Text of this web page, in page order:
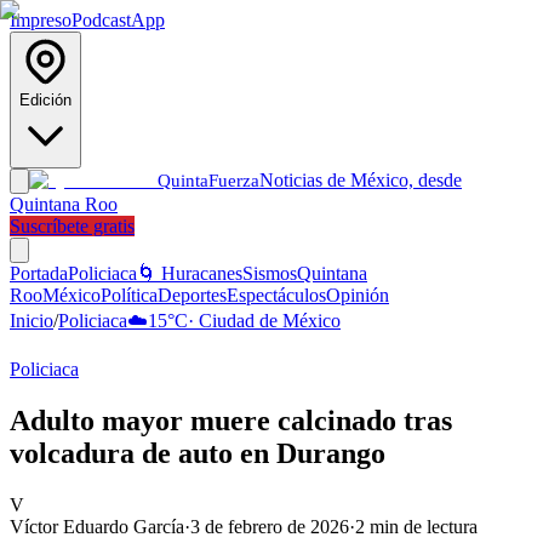
ImpresoPodcastApp
Edición
QuintaFuerzaNoticias de México, desde
Quintana Roo
Suscríbete gratis
PortadaPoliciaca 🌀 HuracanesSismosQuintana
RooMéxicoPolíticaDeportesEspectáculosOpinión
Inicio/Policiaca☁️15°C· Ciudad de México
Policiaca
Adulto mayor muere calcinado tras
volcadura de auto en Durango
V
Víctor Eduardo García·3 de febrero de 2026·2 min de lectura